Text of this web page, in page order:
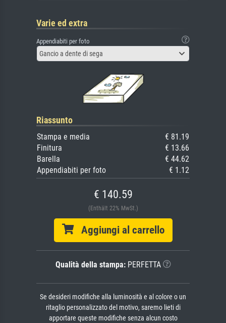
Varie ed extra
Appendiabiti per foto
Gancio a dente di sega
Riassunto
Stampa e media
€ 81.19
Finitura
€ 13.66
Barella
€ 44.62
Appendiabiti per foto
€ 1.12
€ 140.59
(Enthält 22% MwSt.)
Aggiungi al carrello
Qualità della stampa:PERFETTA
Se desideri modifiche alla luminosità e al colore o un
ritaglio personalizzato del motivo, saremo lieti di
apportare queste modifiche senza alcun costo